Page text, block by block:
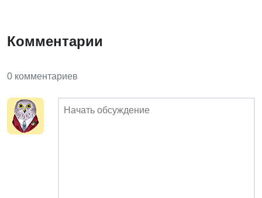
Комментарии
0 комментариев